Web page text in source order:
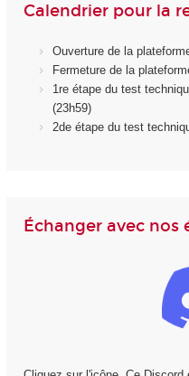
Calendrier pour la
Ouverture de la
Fermeture de la
1re étape du test
(23h59)
2de étape du test
Échanger avec nos